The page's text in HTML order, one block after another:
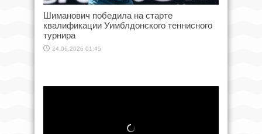
Шиманович победила на старте
квалификации Уимблдонского теннисного
турнира
24.06.2026 01:45